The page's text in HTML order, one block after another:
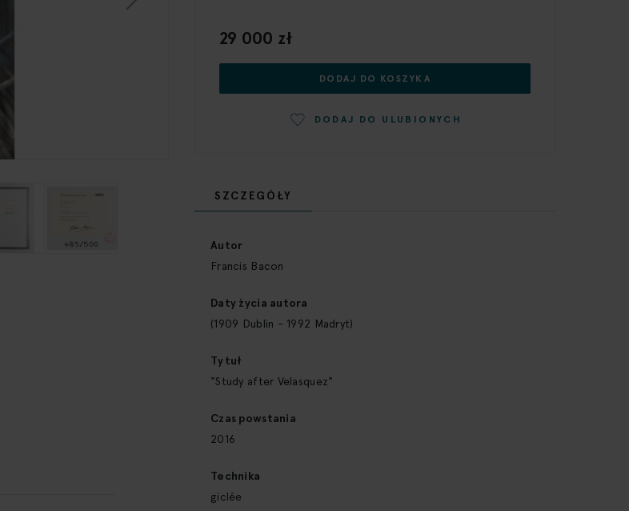
29 000 zł
DODAJ DO KOSZYKA
DODAJ DO ULUBIONYCH
SZCZEGÓŁY
informacji
Autor
Francis Bacon
Daty życia autora
(1909 Dublin - 1992 Madryt)
Tytuł
"Study after Velasquez"
Czas powstania
2016
Technika
giclée